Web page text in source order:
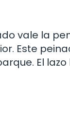
vale la
Este
El